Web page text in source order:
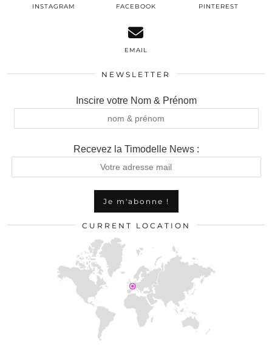
INSTAGRAM FACEBOOK PINTEREST
EMAIL
NEWSLETTER
Inscire votre Nom & Prénom
Recevez la Timodelle News :
CURRENT LOCATION